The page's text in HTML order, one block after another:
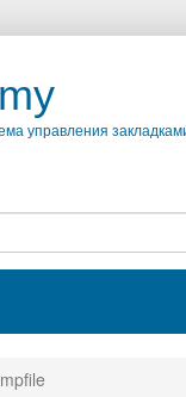
управления